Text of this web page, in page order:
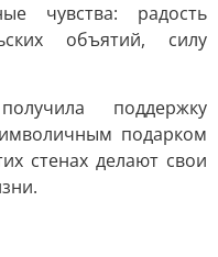
чувства: радость
объятий, силу
поддержку
подарком
стенах делают свои